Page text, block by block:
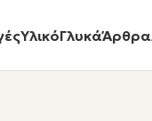
ΥλικόΓλυκάΆρθρα